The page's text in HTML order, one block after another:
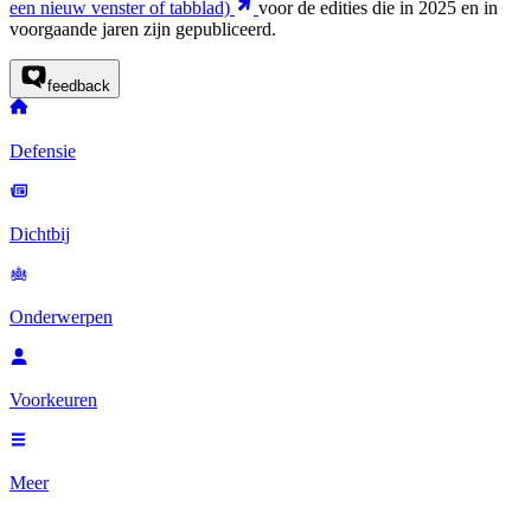
een nieuw venster of tabblad)
voor de edities die in 2025 en in
voorgaande jaren zijn gepubliceerd.
feedback
Defensie
Dichtbij
Onderwerpen
Voorkeuren
Meer